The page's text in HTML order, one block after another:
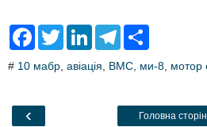
F
e
o
T
L
k
T
e
a
r
# 10 мабр авіація ВМС ми-8 мотор
‹ Головна